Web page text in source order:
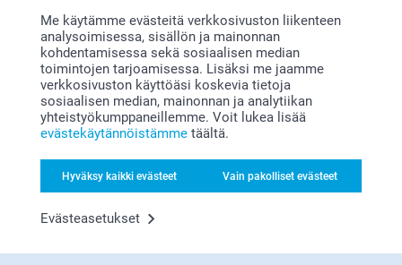
Me käytämme evästeitä verkkosivuston liikenteen
analysoimisessa, sisällön ja mainonnan
kohdentamisessa sekä sosiaalisen median
toimintojen tarjoamisessa. Lisäksi me jaamme
verkkosivuston käyttöäsi koskevia tietoja
sosiaalisen median, mainonnan ja analytiikan
yhteistyökumppaneillemme. Voit lukea lisää
evästekäytännöistämme täältä.
Hyväksy kaikki evästeet Vain pakolliset evästeet
Evästeasetukset
Etsitkö inspiraatiota?